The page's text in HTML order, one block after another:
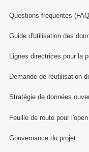
Questions fréquentes
Guide d'utilisation des
Lignes directrices pour la
Demande de réutilisation
Stratégie de données
Feuille de route pour
Gouvernance du projet